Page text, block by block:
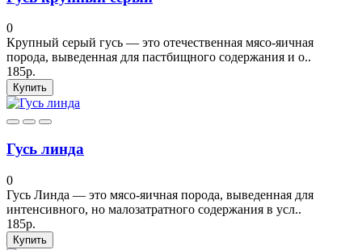
0
Крупный серый гусь — это отечественная мясо-яичная
порода, выведенная для пастбищного содержания и о..
185р.
Купить
Гусь линда
0
Гусь Линда — это мясо-яичная порода, выведенная для
интенсивного, но малозатратного содержания в усл..
185р.
Купить